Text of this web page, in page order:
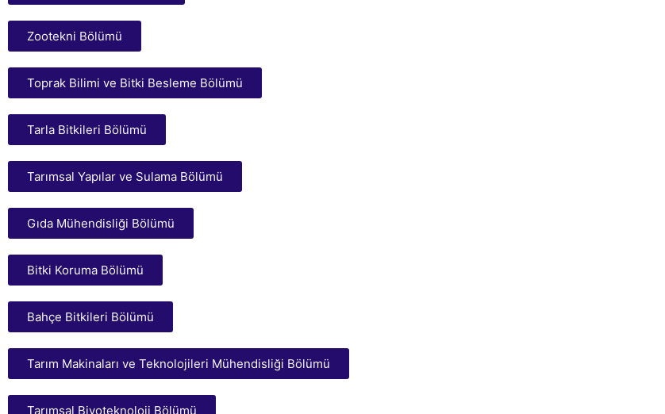
Zootekni Bölümü
Toprak Bilimi ve Bitki Besleme Bölümü
Tarla Bitkileri Bölümü
Tarımsal Yapılar ve Sulama Bölümü
Gıda Mühendisliği Bölümü
Bitki Koruma Bölümü
Bahçe Bitkileri Bölümü
Tarım Makinaları ve Teknolojileri Mühendisliği Bölümü
Tarımsal Biyoteknoloji Bölümü